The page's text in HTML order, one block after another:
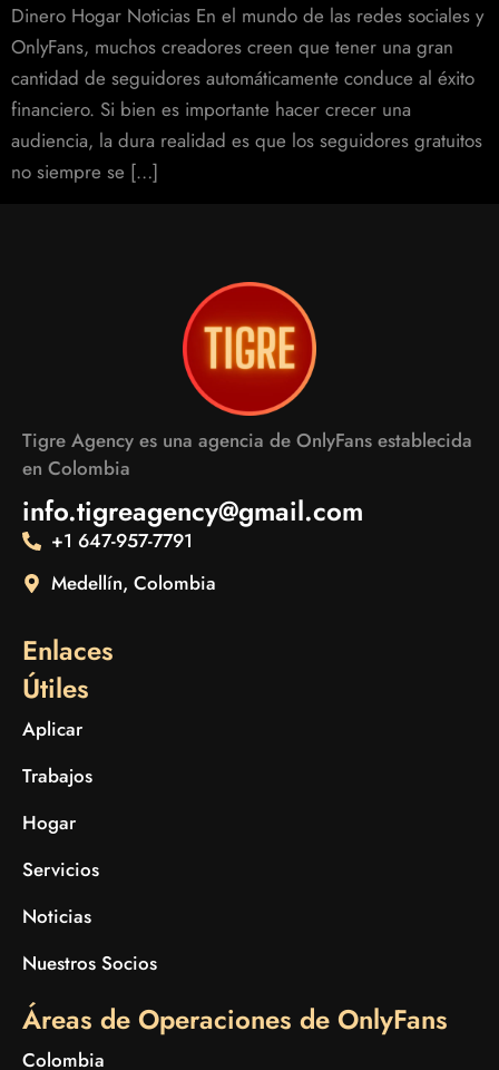
Dinero Hogar Noticias En el mundo de las redes sociales y
OnlyFans, muchos creadores creen que tener una gran
cantidad de seguidores automáticamente conduce al éxito
financiero. Si bien es importante hacer crecer una
audiencia, la dura realidad es que los seguidores gratuitos
no siempre se […]
Tigre Agency es una agencia de OnlyFans establecida
en Colombia
info.tigreagency@gmail.com
+1 647-957-7791
Medellín, Colombia
Enlaces
Útiles
Aplicar
Trabajos
Hogar
Servicios
Noticias
Nuestros Socios
Áreas de Operaciones de OnlyFans
Colombia